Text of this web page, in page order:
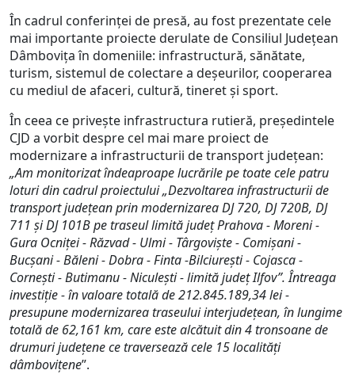
În cadrul conferinței de presă, au fost prezentate cele
mai importante proiecte derulate de Consiliul Județean
Dâmbovița în domeniile: infrastructură, sănătate,
turism, sistemul de colectare a deșeurilor, cooperarea
cu mediul de afaceri, cultură, tineret și sport.
În ceea ce privește infrastructura rutieră, președintele
CJD a vorbit despre cel mai mare proiect de
modernizare a infrastructurii de transport județean:
„Am monitorizat îndeaproape lucrările pe toate cele patru
loturi din cadrul proiectului „Dezvoltarea infrastructurii de
transport județean prin modernizarea DJ 720, DJ 720B, DJ
711 și DJ 101B pe traseul limită județ Prahova - Moreni -
Gura Ocniței - Răzvad - Ulmi - Târgoviște - Comișani -
Bucșani - Băleni - Dobra - Finta -Bilciurești - Cojasca -
Cornești - Butimanu - Niculești - limită județ Ilfov”. Întreaga
investiție - în valoare totală de 212.845.189,34 lei -
presupune modernizarea traseului interjudețean, în lungime
totală de 62,161 km, care este alcătuit din 4 tronsoane de
drumuri județene ce traversează cele 15 localități
dâmbovițene”.